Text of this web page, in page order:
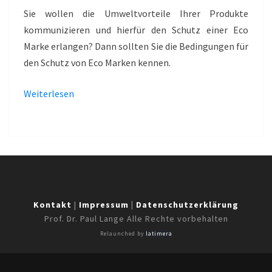
–
GREENTEC
Sie wollen die Umweltvorteile Ihrer Produkte
kommunizieren und hierfür den Schutz einer Eco
Marke erlangen? Dann sollten Sie die Bedingungen für
den Schutz von Eco Marken kennen.
Weiterlesen
Kontakt | Impressum | Datenschutzerklärung
Prof. Dr. Paul Lange Alle Rechte vorbehalten
Relaunched by latimera